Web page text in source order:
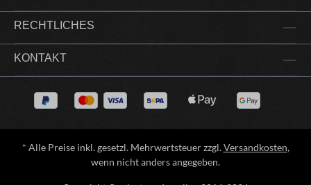
RECHTLICHES
KONTAKT
* Alle Preise inkl. gesetzl. Mehrwertsteuer zzgl.Versandkosten,
wenn nicht anders angegeben.